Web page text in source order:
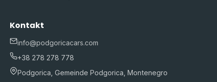
Kontakt
info@podgoricacars.com
+38 278 278 778
Podgorica, Gemeinde Podgorica, Montenegro